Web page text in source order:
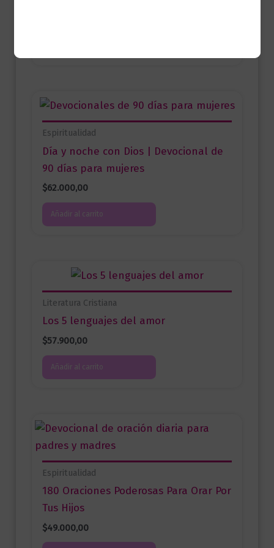
Espiritualidad
Día y noche con Dios | Devocional de
90 días para mujeres
$62.000,00
Añadir al carrito
Literatura Cristiana
Los 5 lenguajes del amor
$57.900,00
Añadir al carrito
Espiritualidad
180 Oraciones Poderosas Para Orar Por
Tus Hijos
$49.000,00